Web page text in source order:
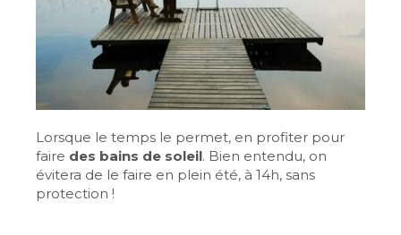
Lorsque le temps le permet, en profiter pour
faire des bains de soleil. Bien entendu, on
évitera de le faire en plein été, à 14h, sans
protection !